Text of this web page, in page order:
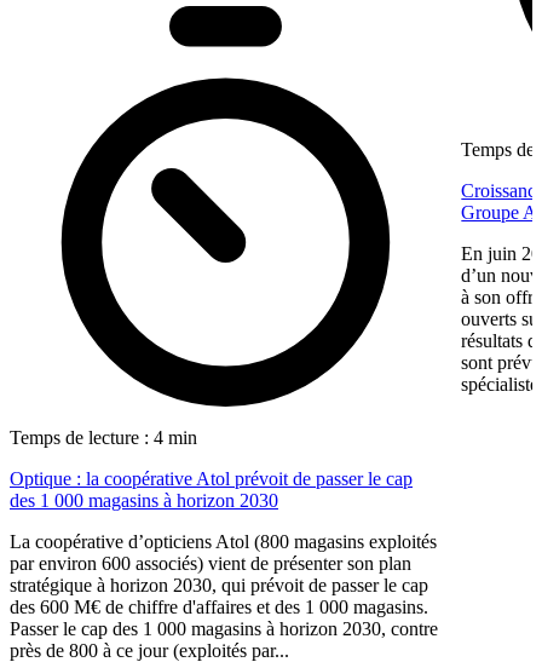
Temps de lecture : 4 min
Optique : la coopérative Atol prévoit de passer le cap
des 1 000 magasins à horizon 2030
La coopérative d’opticiens Atol (800 magasins exploités
par environ 600 associés) vient de présenter son plan
stratégique à horizon 2030, qui prévoit de passer le cap
des 600 M€ de chiffre d'affaires et des 1 000 magasins.
Passer le cap des 1 000 magasins à horizon 2030, contre
près de 800 à ce jour (exploités par...
Temps de
Groupe
En juin
d’un
à son
ouverts
résultats
sont